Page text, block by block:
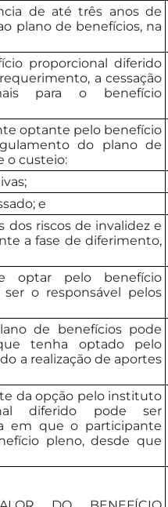
de até três anos de
plano de benefícios, na
proporcional diferido
a cessação
para o benefício
optante pelo benefício
do plano de
o custeio:
e
dos riscos de invalidez e
a fase de diferimento,
optar pelo benefício
o responsável pelos
de benefícios pode
tenha optado pelo
a realização de aportes
da opção pelo instituto
diferido pode ser
em que o participante
pleno, desde que